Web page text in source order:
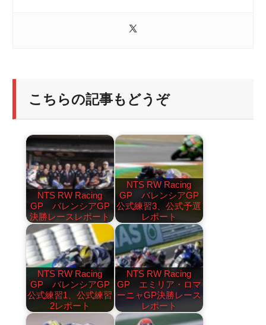
こちらの記事もどうぞ
NTS RW Racing
GP バレンシアGP
決勝レースレポート
NTS RW Racing
GP バレンシアGP
公式練習3、公式予選
レポート
NTS RW Racing
GP バレンシアGP
公式練習1、公式練習
2レポート
NTS RW Racing
GP エミリア・ロマ
ーニャGP決勝レース
レポート